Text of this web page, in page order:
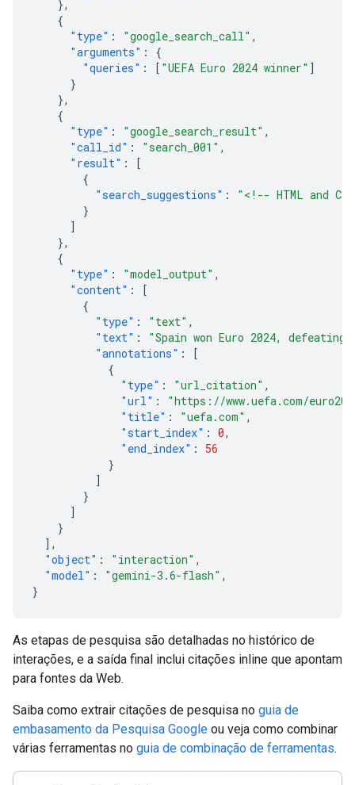
},
{
"type" : "google_search_call" ,
"arguments" :
{
"queries" : [ "UEFA Euro 2024 winner" ]
}
},
{
"type" : "google_search_result" ,
"call_id" : "search_001" ,
"result" :
[
{
"search_suggestions" :
"<!-- HTML and
}
]
},
{
"type" : "model_output" ,
"content" :
[
{
"type" : "text" ,
"text" :
"Spain won Euro 2024,
"annotations" :
[
{
"type" : "url_citation" ,
"url" :
"https://www.uefa.com/
"title" : "uefa.com" ,
"start_index" : 0,
"end_index" :
56
}
]
}
]
}
],
"object" : "interaction" ,
"model" : "gemini-3.6-flash" ,
}
As etapas de pesquisa são detalhadas no histórico de
interações, e a saída final inclui citações inline que apontam
para fontes da Web.
Saiba como extrair citações de pesquisa no guia de
embasamento da Pesquisa Google ou veja como combinar
várias ferramentas no guia de combinação de ferramentas.